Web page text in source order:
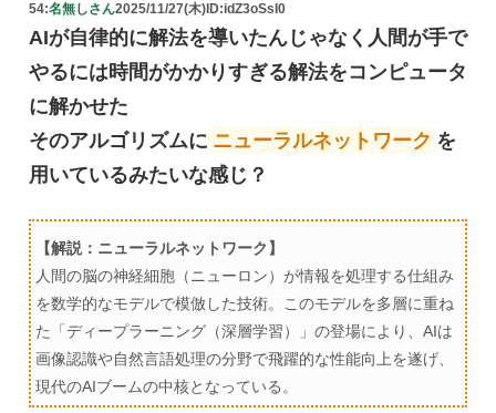
54:名無しさん2025/11/27(木) ID:idZ3oSsI0
AIが自律的に解法を導いたんじゃなく人間が手で
やるには時間がかかりすぎる解法をコンピュータ
に解かせた
そのアルゴリズムに ニューラルネットワーク を
用いているみたいな感じ？
【解説：ニューラルネットワーク】
人間の脳の神経細胞（ニューロン）が情報を処理する仕組み
を数学的なモデルで模倣した技術。このモデルを多層に重ね
た「ディープラーニング（深層学習）」の登場により、AIは
画像認識や自然言語処理の分野で飛躍的な性能向上を遂げ、
現代のAIブームの中核となっている。